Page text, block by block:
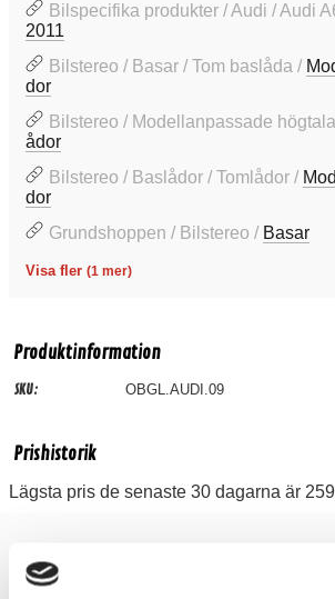
Bilspecifika produkter / Audi / Audi
2011
Bilstereo / Basar / Tom baslåda /
dor
Bilstereo / Modellanpassade
ådor
Bilstereo / Baslådor / Tomlådor /
dor
Grundshoppen / Bilstereo / Basar
Visa fler (1 mer)
Produktinformation
SKU: OBGL.AUDI.09
Prishistorik
Lägsta pris de senaste 30 dagarna är